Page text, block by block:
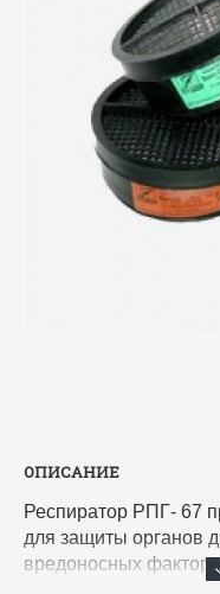
ОПИСАНИЕ
Респиратор РПГ- 67
для защиты органов
вредоносных